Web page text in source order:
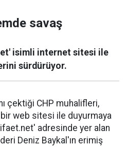
savaş
isimli internet sitesi ile
sürdürüyor.
çektiği CHP muhalifleri,
web sitesi ile duyurmaya
adresinde yer alan
Deniz Baykal'ın erimiş